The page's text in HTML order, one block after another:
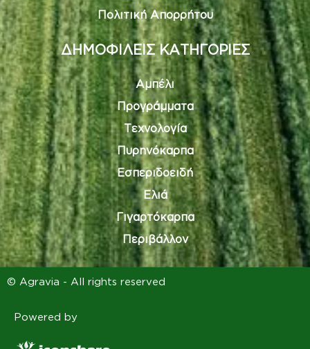
Πολιτική Απορρήτου
ΔΗΜΟΦΙΛΕΙΣ ΚΑΤΗΓΟΡΙΕΣ
Αμπέλι
Προγράμματα
Τεχνολογία
Πυρηνόκαρπα
Εσπεριδοειδή
Ελιά
Γιγαρτόκαρπα
Περιβάλλον
© Agravia - All rights reserved
Powered by